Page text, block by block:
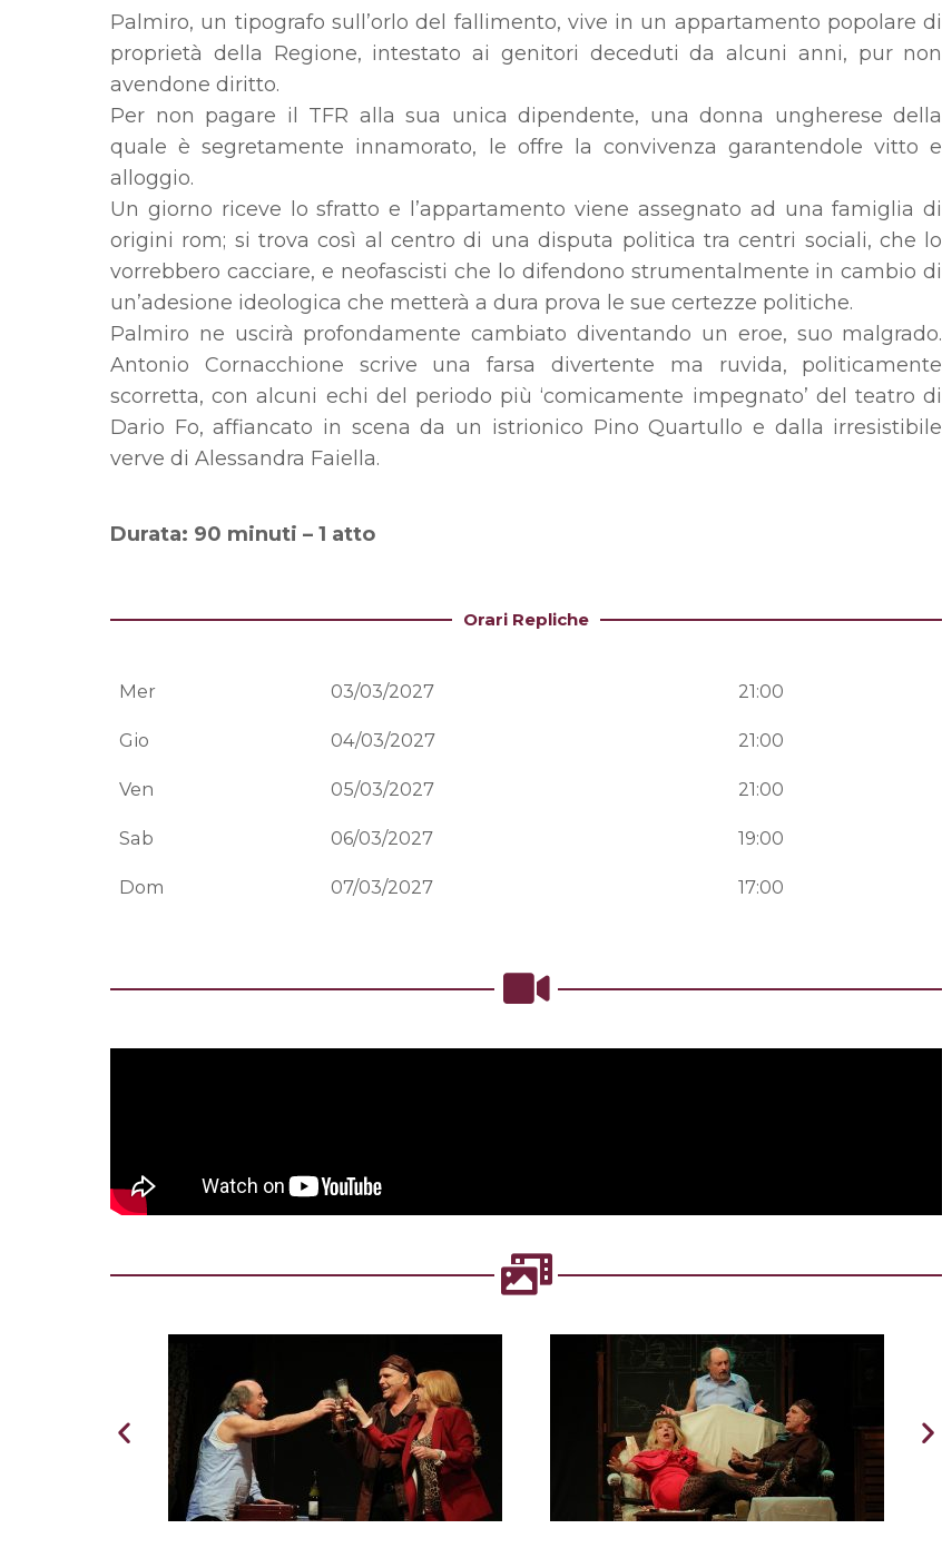
Palmiro, un tipografo sull’orlo del fallimento, vive in un appartamento popolare di
proprietà della Regione, intestato ai genitori deceduti da alcuni anni, pur non
avendone diritto.
Per non pagare il TFR alla sua unica dipendente, una donna ungherese della
quale è segretamente innamorato, le offre la convivenza garantendole vitto e
alloggio.
Un giorno riceve lo sfratto e l’appartamento viene assegnato ad una famiglia di
origini rom; si trova così al centro di una disputa politica tra centri sociali, che lo
vorrebbero cacciare, e neofascisti che lo difendono strumentalmente in cambio di
un’adesione ideologica che metterà a dura prova le sue certezze politiche.
Palmiro ne uscirà profondamente cambiato diventando un eroe, suo malgrado.
Antonio Cornacchione scrive una farsa divertente ma ruvida, politicamente
scorretta, con alcuni echi del periodo più ‘comicamente impegnato’ del teatro di
Dario Fo, affiancato in scena da un istrionico Pino Quartullo e dalla irresistibile
verve di Alessandra Faiella.
Durata: 90 minuti – 1 atto
Orari Repliche
Mer 03/03/2027 21:00
Gio 04/03/2027 21:00
Ven 05/03/2027 21:00
Sab 06/03/2027 19:00
Dom 07/03/2027 17:00